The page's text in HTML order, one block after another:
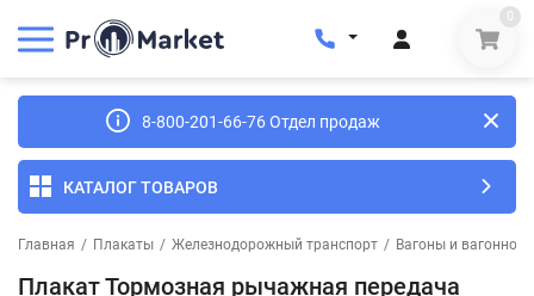
0
8-800-201-66-76 Отдел продаж
КАТАЛОГ ТОВАРОВ
Главная / Плакаты / Железнодорожный транспорт / Вагоны и вагонное
Плакат Тормозная рычажная передача